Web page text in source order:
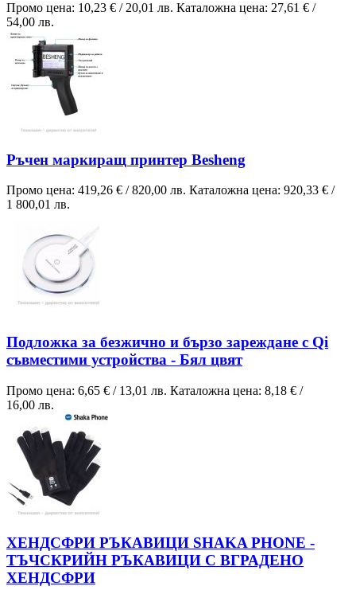
Промо цена: 10,23 € / 20,01 лв. Каталожна цена: 27,61 € /
54,00 лв.
Ръчен маркиращ принтер Besheng
Промо цена: 419,26 € /820,00 лв. Каталожна цена: 920,33 € /
1 800,01 лв.
Подложка за безжично и бързо зареждане с Qi
съвместими устройства - Бял цвят
Промо цена: 6,65 € / 13,01 лв. Каталожна цена: 8,18 € /
16,00 лв.
ХЕНДСФРИ РЪКАВИЦИ SHAKA PHONE -
ТЪЧСКРИЙН РЪКАВИЦИ С ВГРАДЕНО
ХЕНДСФРИ